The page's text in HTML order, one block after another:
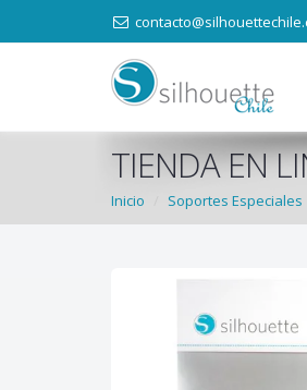
TIENDA EN
Inicio Soportes Especiales